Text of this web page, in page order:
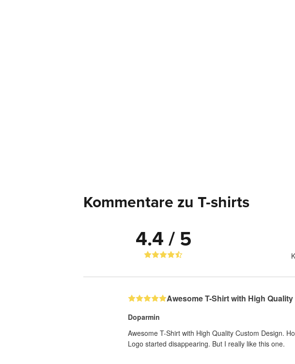
Kommentare zu T-shirts
4.4 / 5
Awesome T-Shirt with High
Doparmin
Awesome T-Shirt with High Quality Custom Design.
Logo started disappearing. But I really like this one.